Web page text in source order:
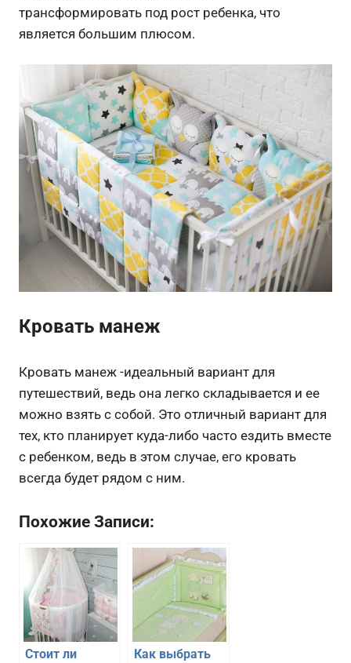
трансформировать под рост ребенка, что
является большим плюсом.
Кровать манеж
Кровать манеж -идеальный вариант для
путешествий, ведь она легко складывается и ее
можно взять с собой. Это отличный вариант для
тех, кто планирует куда-либо часто ездить вместе
с ребенком, ведь в этом случае, его кровать
всегда будет рядом с ним.
Похожие Записи:
Стоит ли
Как выбрать